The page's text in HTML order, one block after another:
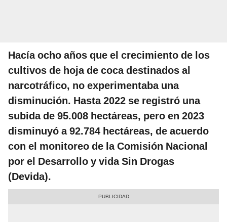
Hacía ocho años que el crecimiento de los
cultivos de hoja de coca destinados al
narcotráfico, no experimentaba una
disminución. Hasta 2022 se registró una
subida de 95.008 hectáreas, pero en 2023
disminuyó a 92.784 hectáreas, de acuerdo
con el monitoreo de la Comisión Nacional
por el Desarrollo y vida Sin Drogas
(Devida).